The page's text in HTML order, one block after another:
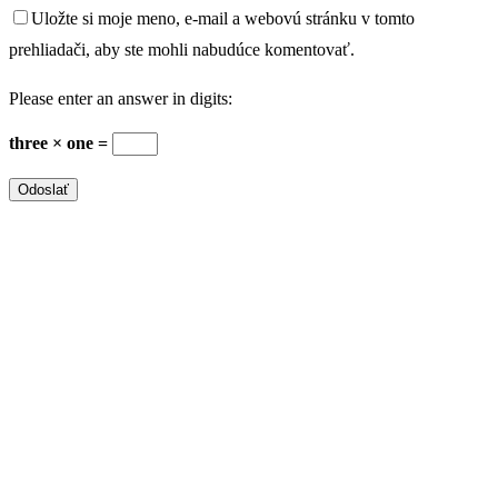
Uložte si moje meno, e-mail a webovú stránku v tomto
prehliadači, aby ste mohli nabudúce komentovať.
Please enter an answer in digits:
three × one =